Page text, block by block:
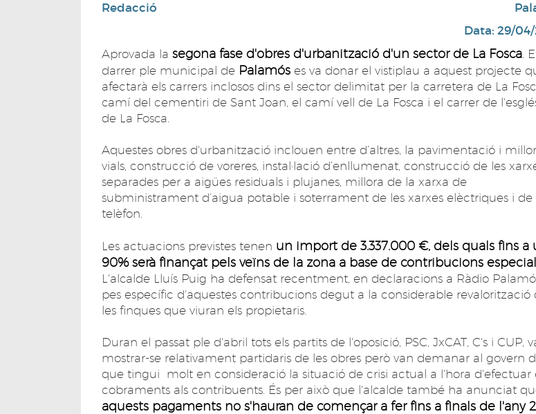
Redacció
Data: 29/
Aprovada la segona fase d'obres d'urbanització d'un sector de La Fosca.
darrer ple municipal de Palamós es va donar el vistiplau a aquest projecte
afectarà els carrers inclosos dins el sector delimitat per la carretera de La
camí del cementiri de Sant Joan, el camí vell de La Fosca i el carrer de
de La Fosca.
Aquestes obres d'urbanització inclouen entre d’altres, la pavimentació i
vials, construcció de voreres, instal·lació d’enllumenat, construcció de les
separades per a aigües residuals i plujanes, millora de la xarxa de
subministrament d’aigua potable i soterrament de les xarxes elèctriques i de
telèfon.
Les actuacions previstes tenen un import de 3.337.000 €, dels quals fins a
90% serà finançat pels veïns de la zona a base de contribucions
L'alcalde Lluís Puig ha defensat recentment, en declaracions a Ràdio
pes específic d'aquestes contribucions degut a la considerable revalorització
les finques que viuran els propietaris.
Duran el passat ple d'abril tots els partits de l'oposició, PSC, JxCAT, C's i CUP,
mostrar-se relativament partidaris de les obres però van demanar al govern
que tingui molt en consideració la situació de crisi actual a l'hora d'efectuar
cobraments als contribuents. És per això que l'alcalde també ha anunciat
aquests pagaments no s'hauran de començar a fer fins a finals de l'any